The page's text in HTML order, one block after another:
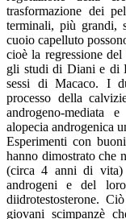
trasformazione dei
terminali, più grandi,
cuoio capelluto
cioè la regressione
gli studi di Diani e di
sessi di Macaco. I
processo della
androgeno-mediata
alopecia androgenica
Esperimenti con
hanno dimostrato che
(circa 4 anni di vita)
androgeni e del
diidrotestosterone.
giovani scimpanzè